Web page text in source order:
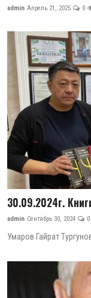
admin Апрель 21, 2025 0
30.09.2024г.
admin Сентябрь 30, 2024 0
Умаров Гайрат